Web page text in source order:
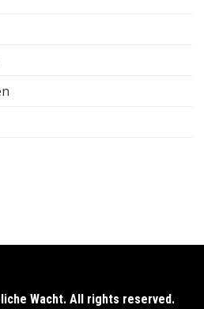
Wacht. All rights reserved.